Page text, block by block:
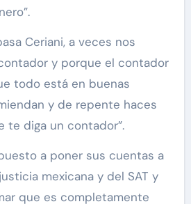
Ceriani, a veces nos
y porque el contador
todo está en buenas
y de repente haces
te diga un contador”.
a poner sus cuentas a
mexicana y del SAT y
que es completamente